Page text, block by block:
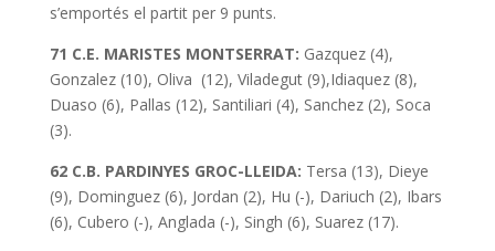
s’emportés el partit per 9 punts.
71 C.E. MARISTES MONTSERRAT: Gazquez (4),
Gonzalez (10), Oliva (12), Viladegut (9),Idiaquez (8),
Duaso (6), Pallas (12), Santiliari (4), Sanchez (2), Soca
(3).
62 C.B. PARDINYES GROC-LLEIDA: Tersa (13), Dieye
(9), Dominguez (6), Jordan (2), Hu (-), Dariuch (2), Ibars
(6), Cubero (-), Anglada (-), Singh (6), Suarez (17).